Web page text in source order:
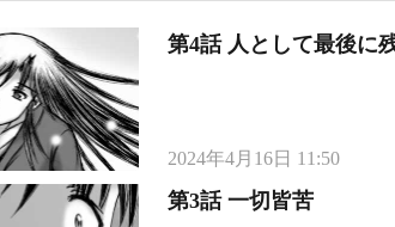
第4話 人として最後に
2024年4月16日 11:50
第3話 一切皆苦